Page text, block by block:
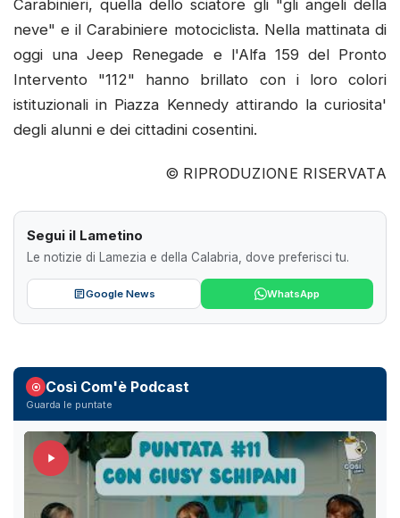
Carabinieri, quella dello sciatore gli "gli angeli della
neve" e il Carabiniere motociclista. Nella mattinata di
oggi una Jeep Renegade e l'Alfa 159 del Pronto
Intervento "112" hanno brillato con i loro colori
istituzionali in Piazza Kennedy attirando la curiosita'
degli alunni e dei cittadini cosentini.
© RIPRODUZIONE RISERVATA
Segui il Lametino
Le notizie di Lamezia e della Calabria, dove preferisci tu.
Google News WhatsApp
Così Com'è Podcast
Guarda le puntate